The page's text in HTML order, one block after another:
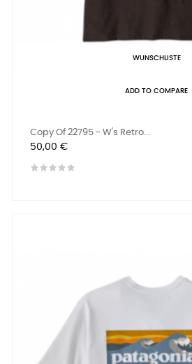
WUNSCHLISTE
ADD TO COMPARE
Copy Of 22795 - W's Retro...
Preis
50,00 €